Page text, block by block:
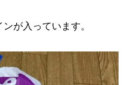
が入っています。